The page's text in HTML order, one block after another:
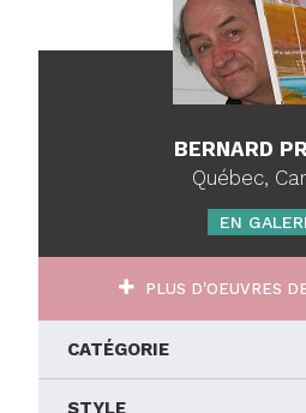
BERNARD
Québec,
EN
PLUS D'OEUVRES
CATÉGORIE
STYLE